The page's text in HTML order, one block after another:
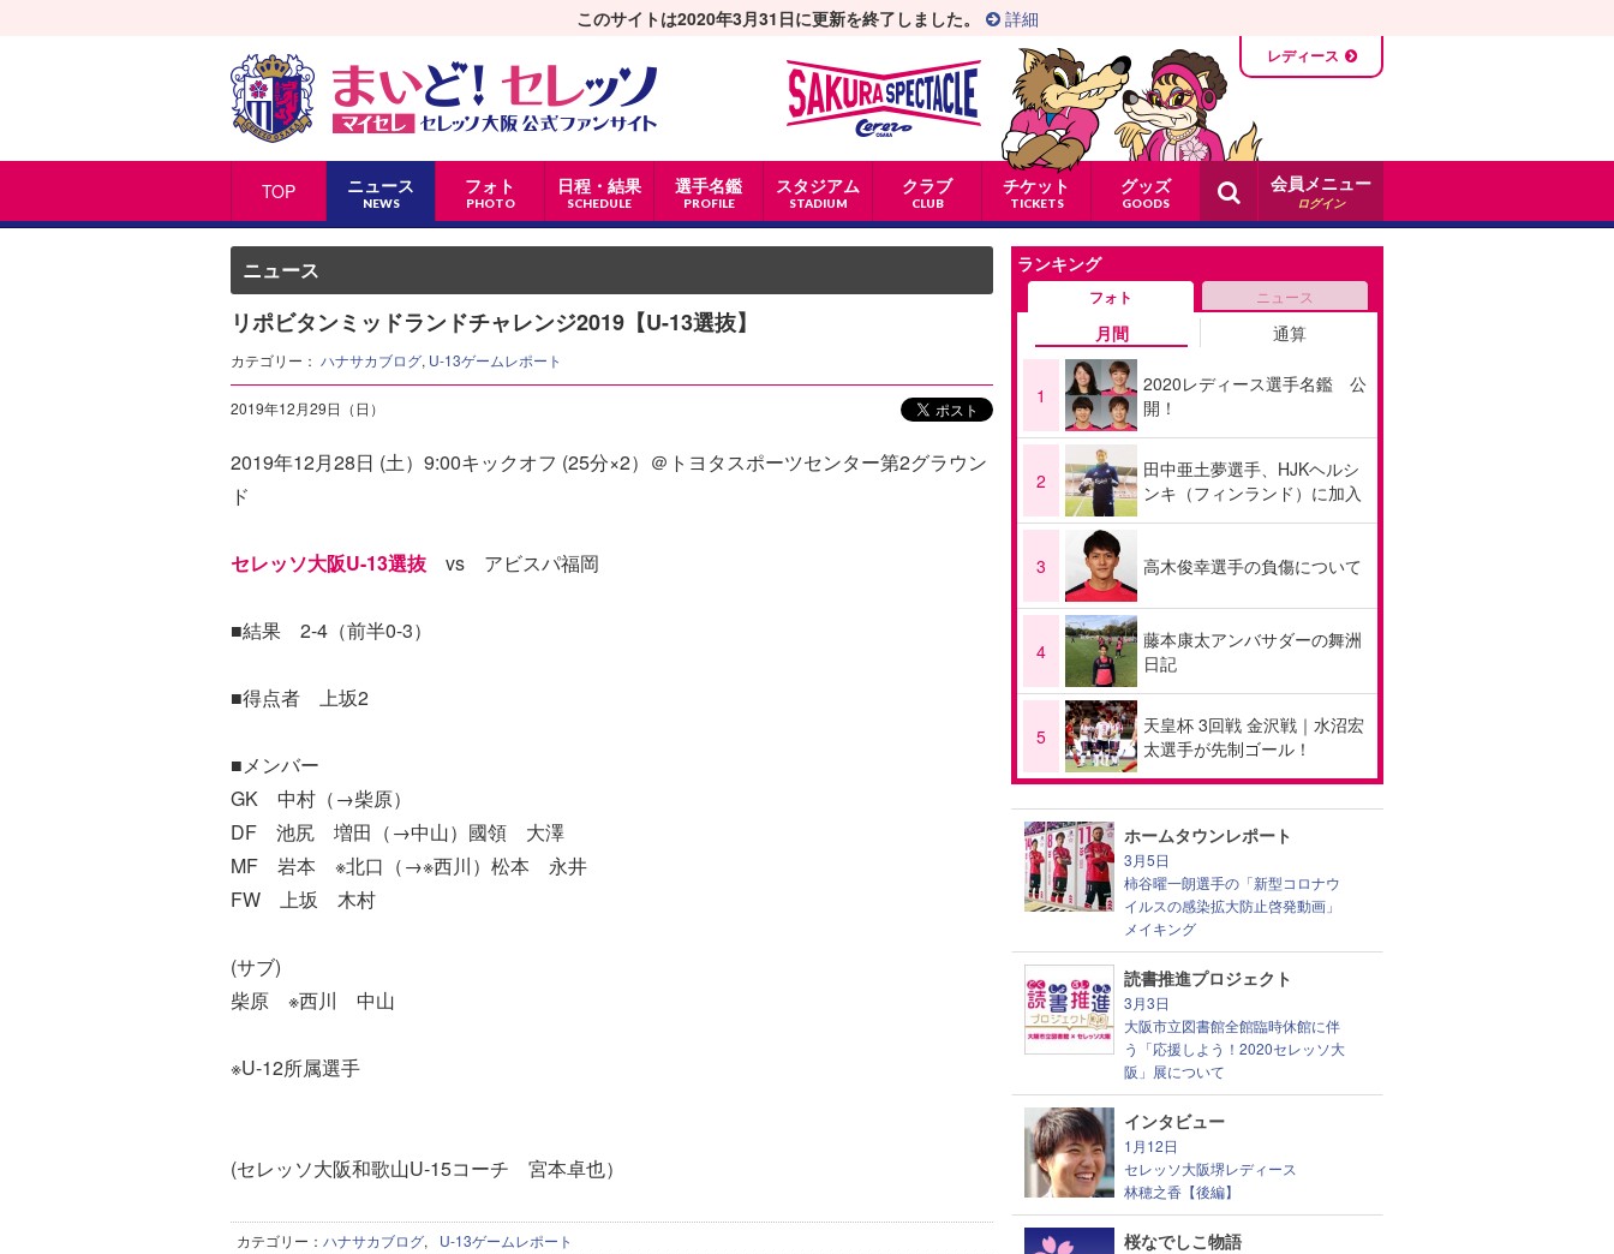
TOP ニュース
NEWS
フォト
PHOTO
日程・結果
SCHEDULE
選手名鑑
PROFILE
スタジアム
STADIUM
クラブ
CLUB
チケット
TICKETS
グッズ
GOODS
このサイトは2020年3月31日に更新を終了しました。 詳細
レディース
会員メニュー
ログイン
ニュース
リポビタンミッドランドチャレンジ2019【U-13選抜】
カテゴリー： ハナサカブログ, U-13ゲームレポート
2019年12月29日（日）
2019年12月28日 (土）9:00キックオフ (25分×2）＠トヨタスポーツセンター第2グラウン
ド
セレッソ大阪U-13選抜 vs アビスパ福岡
■結果 2-4（前半0-3）
■得点者 上坂2
■メンバー
GK 中村（→柴原）
DF 池尻 増田（→中山）國領 大澤
MF 岩本 ※北口（→※西川）松本 永井
FW 上坂 木村
(サブ)
柴原 ※西川 中山
※U-12所属選手
(セレッソ大阪和歌山U-15コーチ 宮本卓也）
カテゴリー： ハナサカブログ,
U-13ゲームレポート
ランキング
フォト ニュース
月間 通算
1
2020レディース選手名鑑 公
開！
2
田中亜土夢選手、HJKヘルシ
ンキ（フィンランド）に加入
3 高木俊幸選手の負傷について
4
藤本康太アンバサダーの舞洲
日記
5
天皇杯 3回戦 金沢戦｜水沼宏
太選手が先制ゴール！
ホームタウンレポート
3月5日
柿谷曜一朗選手の「新型コロナウ
イルスの感染拡大防止啓発動画」
メイキング
読書推進プロジェクト
3月3日
大阪市立図書館全館臨時休館に伴
う「応援しよう！2020セレッソ大
阪」展について
インタビュー
1月12日
セレッソ大阪堺レディース
林穂之香【後編】
桜なでしこ物語